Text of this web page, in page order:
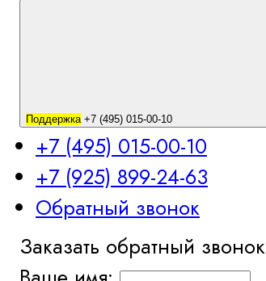
Поддержка+7 (495) 015-00-10
+7 (495) 015-00-10
+7 (925) 899-24-63
Обратный звонок
Заказать обратный звонок